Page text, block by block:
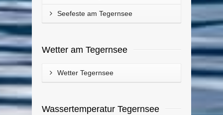
Seefeste am Tegernsee
Wetter am Tegernsee
Wetter Tegernsee
Wassertemperatur Tegernsee